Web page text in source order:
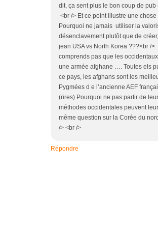
dit, ça sent plus le bon coup de
<br /> Et ce point illustre une
Pourquoi ne jamais utiliser la
désenclavement plutôt que de
jean USA vs North Korea ???<br /
comprends pas que les
une armée afghane …. Toutes els
ce pays, les afghans sont les
Pygmées d e l’ancienne AEF
(rires) Pourquoi ne pas partir de
méthodes occidentales peuvent
même question sur la Corée du
/> <br />
Répondre